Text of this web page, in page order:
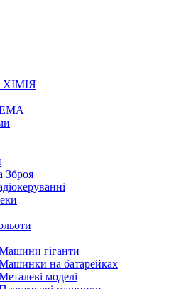
Зброя
гіганти
на батарейках
моделі